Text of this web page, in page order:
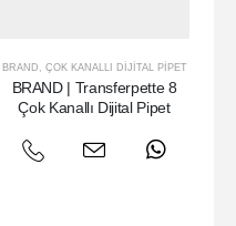
BRAND , ÇOK KANALLI DIJITAL PIPET
BRAND | Transferpette 8
Çok Kanallı Dijital Pipet